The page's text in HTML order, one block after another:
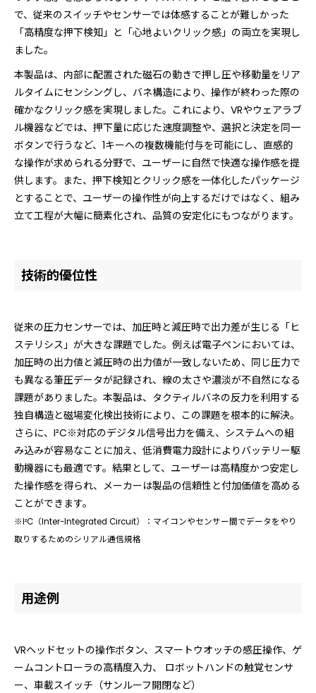
で、従来のスイッチやセンサーでは体感することが難しかった
「高精度な押下検知」と「心地よいクリック感」の両立を実現し
ました。
本製品は、内部に配置された磁石の動きで押し圧や移動量をリア
ルタイムにセンシングし、バネ構造により、操作が終わった際の
確かなクリック感を実現しました。これにより、VRやウェアラブ
ル機器などでは、押下量に応じた速度調整や、選択と決定を同一
ボタンで行うなど、1キーへの複数機能付与を可能にし、直感的
な操作が求められる分野で、ユーザーに自然で快適な操作感を提
供します。また、押下検知とクリック感を一体化したパッケージ
とすることで、ユーザーの操作性が向上するだけではなく、組み
立て工程が大幅に簡素化され、品質の安定化にもつながります。
技術的優位性
従来の圧力センサーでは、加圧時と減圧時で出力差が生じる「ヒ
ステリシス」が大きな課題でした。例えば電子ペンにおいては、
加圧時の出力値と減圧時の出力値が一致しないため、同じ圧力で
も異なる筆圧データが記録され、線の太さや濃淡が不自然になる
課題がありました。本製品は、タクティルバネの反力を利用する
独自構造と磁場変化検出技術により、この課題を根本的に解決。
さらに、I²C※対応のデジタル信号出力を備え、システムへの組
み込みが容易なことに加え、低消費電力設計によりバッテリー駆
動機器にも最適です。結果として、ユーザーは高精度かつ安定し
た操作感を得られ、メーカーは製品の信頼性と付加価値を高める
ことができます。
※I²C（Inter-Integrated Circuit）：マイコンやセンサー間でデータをやり
取りするためのシリアル通信規格
用途例
VRヘッドセットの操作ボタン、スマートウオッチの感圧操作、ゲ
ームコントローラの高精度入力、 ロボットハンドの触覚センサ
ー、車載スイッチ（サンルーフ開閉など）